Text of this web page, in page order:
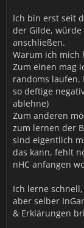
Ich bin erst seit
der Gilde,
anschließen.
Warum ich mich
Zum einen mag
randoms laufen.
so deftige
ablehne)
Zum anderen
zum lernen der
sind eigentlich
das kann, fehlt
nHC anfangen
Ich lerne
aber selber
& Erklärungen